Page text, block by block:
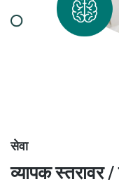
सेवा
व्यापक स्तरावर